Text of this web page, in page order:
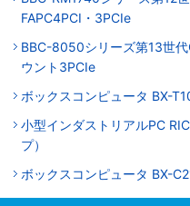
FAPC4PCI・3PCIe
BBC-8050シリーズ第13世
ウント3PCIe
ボックスコンピュータ BX-
小型インダストリアルPC
プ）
ボックスコンピュータ BX-